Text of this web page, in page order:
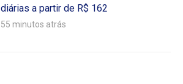
diárias a partir de R$ 162
55 minutos atrás